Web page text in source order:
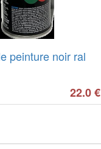
peinture noir ral
22.0 €